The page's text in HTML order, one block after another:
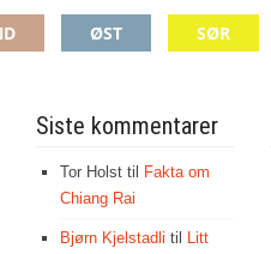
ØST SØR
Siste kommentarer
Tor Holsttil
Fakta om
Chiang Rai
Bjørn Kjelstadli til
Litt